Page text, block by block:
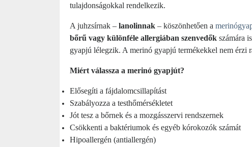
tulajdonságokkal rendelkezik.
A juhzsírnak – lanolinnak – köszönhetően a
bőrű vagy különféle allergiában szenvedők számára
gyapjú lélegzik. A merinó gyapjú termékekkel nem érzi
Miért válassza a merinó gyapjút?
Elősegíti a fájdalomcsillapítást
Szabályozza a testhőmérsékletet
Jót tesz a bőrnek és a mozgásszervi rendszernek
Csökkenti a baktériumok és egyéb kórokozók számát
Hipoallergén (antiallergén)